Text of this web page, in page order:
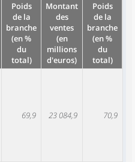
Poids
de la
branche
(en %
du
total)
Montant
des
ventes
(en
millions
d'euros)
Poids
de la
branche
(en %
du
total)
69,9 23 084,9 70,9